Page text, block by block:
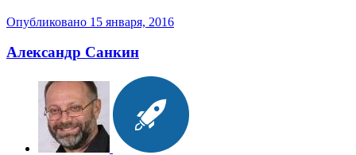
Опубликовано 15 января, 2016
Александр Санкин